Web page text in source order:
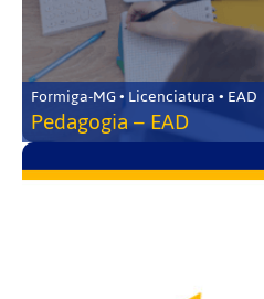
Formiga-MG • Licenciatura • EAD
Pedagogia – EAD